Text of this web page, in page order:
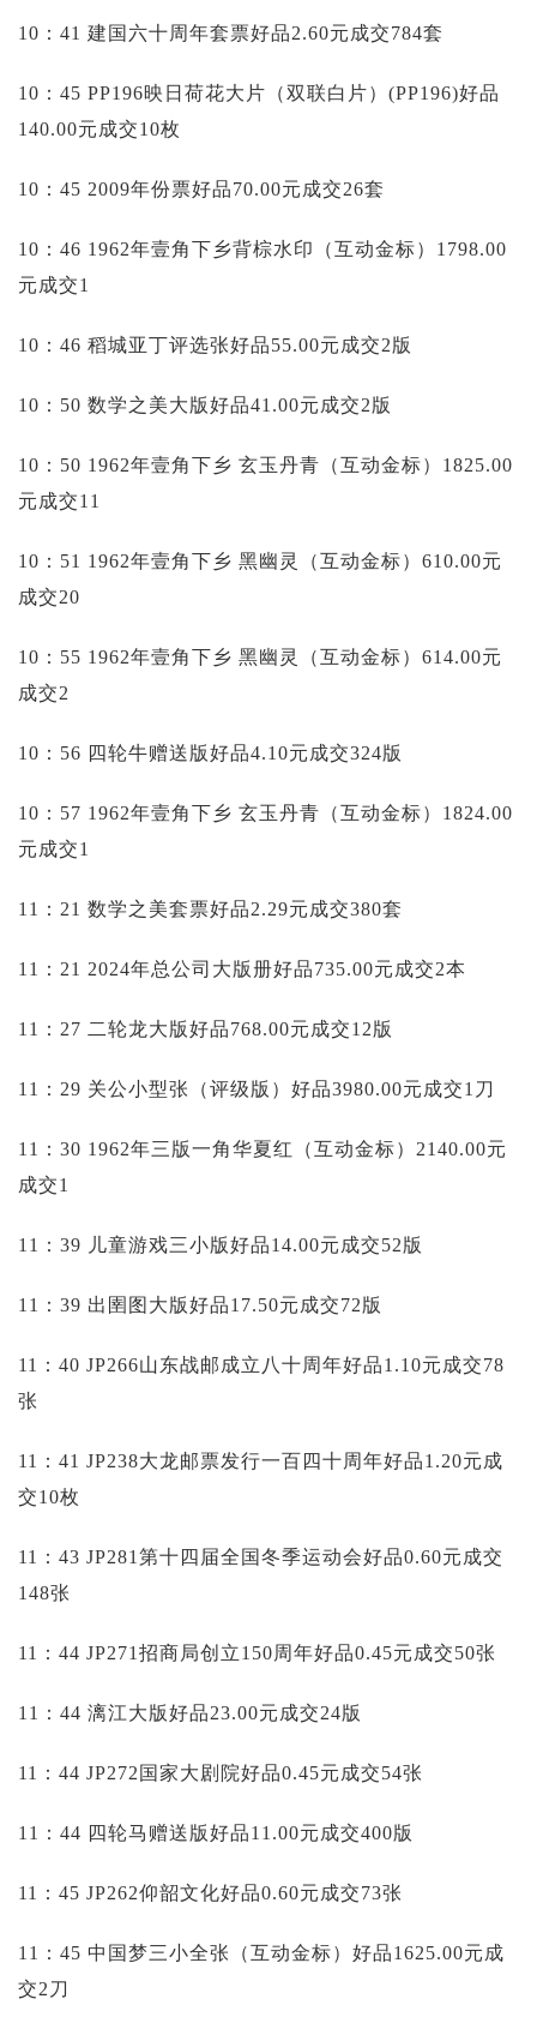
10：41 建国六十周年套票好品2.60元成交784套
10：45 PP196映日荷花大片（双联白片）(PP196)好品
140.00元成交10枚
10：45 2009年份票好品70.00元成交26套
10：46 1962年壹角下乡背棕水印（互动金标）1798.00
元成交1
10：46 稻城亚丁评选张好品55.00元成交2版
10：50 数学之美大版好品41.00元成交2版
10：50 1962年壹角下乡 玄玉丹青（互动金标）1825.00
元成交11
10：51 1962年壹角下乡 黑幽灵（互动金标）610.00元
成交20
10：55 1962年壹角下乡 黑幽灵（互动金标）614.00元
成交2
10：56 四轮牛赠送版好品4.10元成交324版
10：57 1962年壹角下乡 玄玉丹青（互动金标）1824.00
元成交1
11：21 数学之美套票好品2.29元成交380套
11：21 2024年总公司大版册好品735.00元成交2本
11：27 二轮龙大版好品768.00元成交12版
11：29 关公小型张（评级版）好品3980.00元成交1刀
11：30 1962年三版一角华夏红（互动金标）2140.00元
成交1
11：39 儿童游戏三小版好品14.00元成交52版
11：39 出圉图大版好品17.50元成交72版
11：40 JP266山东战邮成立八十周年好品1.10元成交78
张
11：41 JP238大龙邮票发行一百四十周年好品1.20元成
交10枚
11：43 JP281第十四届全国冬季运动会好品0.60元成交
148张
11：44 JP271招商局创立150周年好品0.45元成交50张
11：44 漓江大版好品23.00元成交24版
11：44 JP272国家大剧院好品0.45元成交54张
11：44 四轮马赠送版好品11.00元成交400版
11：45 JP262仰韶文化好品0.60元成交73张
11：45 中国梦三小全张（互动金标）好品1625.00元成
交2刀